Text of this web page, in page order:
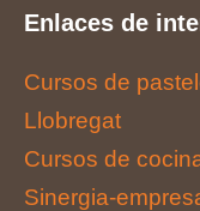
Enlaces de
Cursos de
Llobregat
Cursos de
Sinergia-